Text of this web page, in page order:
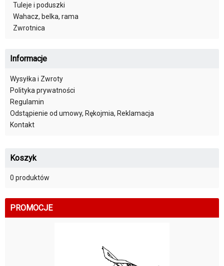
Tuleje i poduszki
Wahacz, belka, rama
Zwrotnica
Informacje
Wysyłka i Zwroty
Polityka prywatności
Regulamin
Odstąpienie od umowy, Rękojmia, Reklamacja
Kontakt
Koszyk
0 produktów
PROMOCJE